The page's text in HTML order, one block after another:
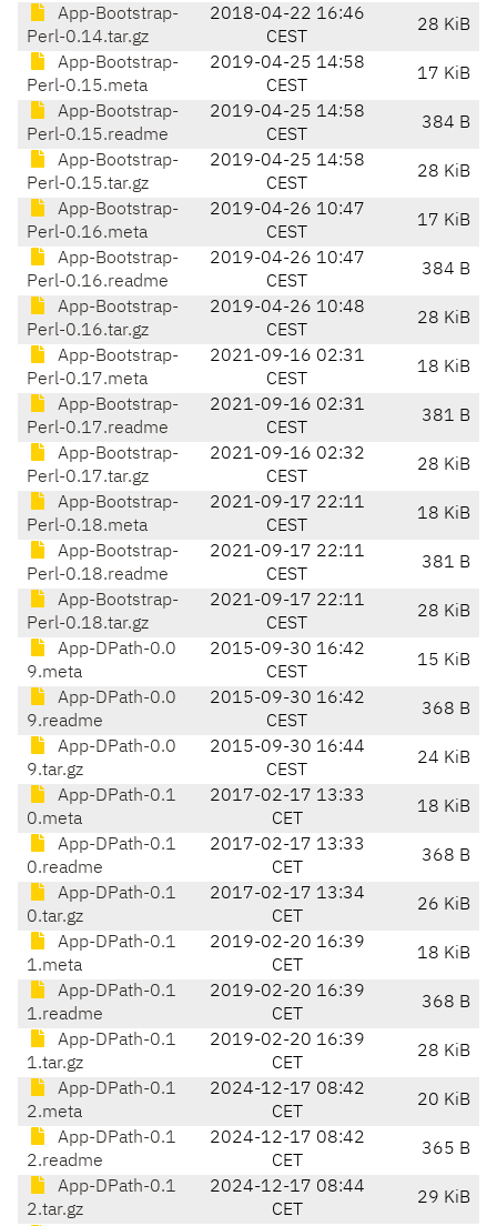
App-Bootstrap-
Perl-0.14.tar.gz
2018-04-22 16:46
CEST
28 KiB
App-Bootstrap-
Perl-0.15.meta
2019-04-25 14:58
CEST
17 KiB
App-Bootstrap-
Perl-0.15.readme
2019-04-25 14:58
CEST
384 B
App-Bootstrap-
Perl-0.15.tar.gz
2019-04-25 14:58
CEST
28 KiB
App-Bootstrap-
Perl-0.16.meta
2019-04-26 10:47
CEST
17 KiB
App-Bootstrap-
Perl-0.16.readme
2019-04-26 10:47
CEST
384 B
App-Bootstrap-
Perl-0.16.tar.gz
2019-04-26 10:48
CEST
28 KiB
App-Bootstrap-
Perl-0.17.meta
2021-09-16 02:31
CEST
18 KiB
App-Bootstrap-
Perl-0.17.readme
2021-09-16 02:31
CEST
381 B
App-Bootstrap-
Perl-0.17.tar.gz
2021-09-16 02:32
CEST
28 KiB
App-Bootstrap-
Perl-0.18.meta
2021-09-17 22:11
CEST
18 KiB
App-Bootstrap-
Perl-0.18.readme
2021-09-17 22:11
CEST
381 B
App-Bootstrap-
Perl-0.18.tar.gz
2021-09-17 22:11
CEST
28 KiB
App-DPath-0.0
9.meta
2015-09-30 16:42
CEST
15 KiB
App-DPath-0.0
9.readme
2015-09-30 16:42
CEST
368 B
App-DPath-0.0
9.tar.gz
2015-09-30 16:44
CEST
24 KiB
App-DPath-0.1
0.meta
2017-02-17 13:33
CET
18 KiB
App-DPath-0.1
0.readme
2017-02-17 13:33
CET
368 B
App-DPath-0.1
0.tar.gz
2017-02-17 13:34
CET
26 KiB
App-DPath-0.1
1.meta
2019-02-20 16:39
CET
18 KiB
App-DPath-0.1
1.readme
2019-02-20 16:39
CET
368 B
App-DPath-0.1
1.tar.gz
2019-02-20 16:39
CET
28 KiB
App-DPath-0.1
2.meta
2024-12-17 08:42
CET
20 KiB
App-DPath-0.1
2.readme
2024-12-17 08:42
CET
365 B
App-DPath-0.1
2.tar.gz
2024-12-17 08:44
CET
29 KiB